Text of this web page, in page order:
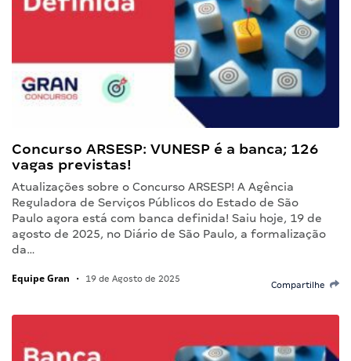
Concurso ARSESP: VUNESP é a banca; 126
vagas previstas!
Atualizações sobre o Concurso ARSESP! A Agência
Reguladora de Serviços Públicos do Estado de São
Paulo agora está com banca definida! Saiu hoje, 19 de
agosto de 2025, no Diário de São Paulo, a formalização
da…
Equipe Gran • 19 de Agosto de 2025
Compartilhe